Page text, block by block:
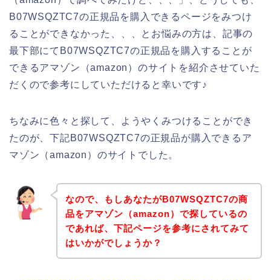
B07WSQZTC7の正規品を購入できるページをみつけ
ることができなかった、、、とお悩みの方は、記事の
最下部にてB07WSQZTC7の正規品を購入することが
できるアマゾン（amazon）のサイトを紹介させていた
だくので参考にしていただけると幸いです♪
ちなみに色々と探して、ようやくみつけることができ
たのが、下記B07WSQZTC7の正規品が購入できるア
マゾン（amazon）のサイトでした。
なので、もしあなたがB07WSQZTC7の商
品をアマゾン（amazon）で探しているの
であれば、下記ページを参考にされてみて
はいかがでしょうか？